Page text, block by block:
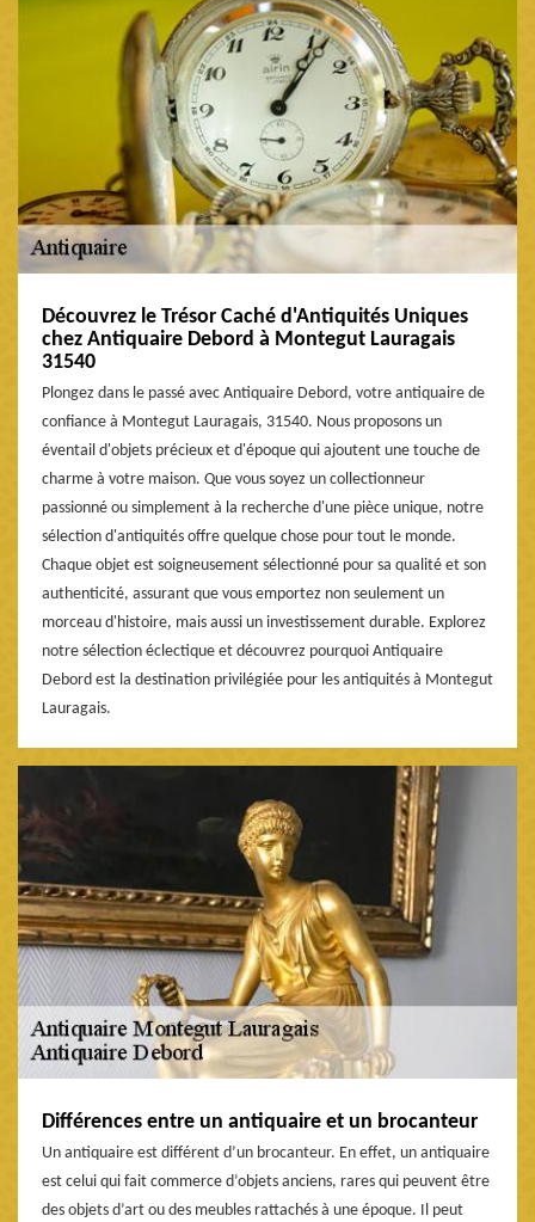
Découvrez le Trésor Caché d'Antiquités Uniques
chez Antiquaire Debord à Montegut Lauragais
31540
Plongez dans le passé avec Antiquaire Debord, votre antiquaire de
confiance à Montegut Lauragais, 31540. Nous proposons un
éventail d'objets précieux et d'époque qui ajoutent une touche de
charme à votre maison. Que vous soyez un collectionneur
passionné ou simplement à la recherche d'une pièce unique, notre
sélection d'antiquités offre quelque chose pour tout le monde.
Chaque objet est soigneusement sélectionné pour sa qualité et son
authenticité, assurant que vous emportez non seulement un
morceau d'histoire, mais aussi un investissement durable. Explorez
notre sélection éclectique et découvrez pourquoi Antiquaire
Debord est la destination privilégiée pour les antiquités à Montegut
Lauragais.
Différences entre un antiquaire et un brocanteur
Un antiquaire est différent d’un brocanteur. En effet, un antiquaire
est celui qui fait commerce d’objets anciens, rares qui peuvent être
des objets d’art ou des meubles rattachés à une époque. Il peut